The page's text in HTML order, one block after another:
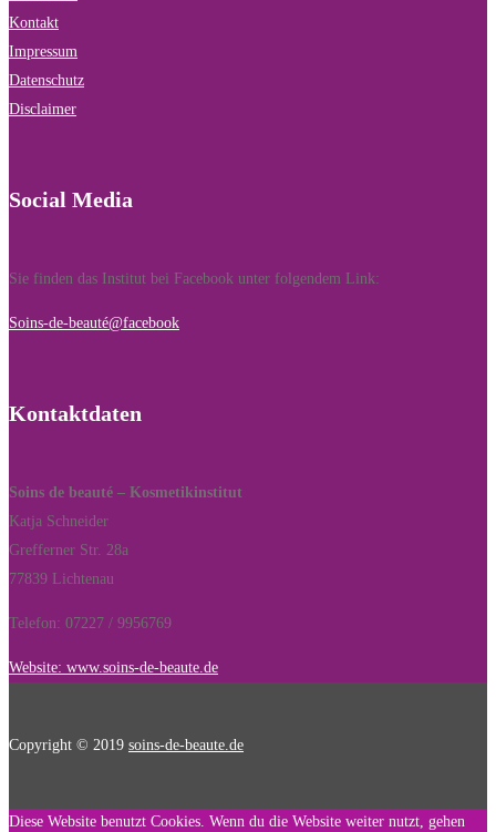
Kontakt
Impressum
Datenschutz
Disclaimer
Social Media
Sie finden das Institut bei Facebook unter folgendem Link:
Soins-de-beauté@facebook
Kontaktdaten
Soins de beauté – Kosmetikinstitut
Katja Schneider
Grefferner Str. 28a
77839 Lichtenau
Telefon: 07227 / 9956769
Website: www.soins-de-beaute.de
Copyright © 2019 soins-de-beaute.de
Diese Website benutzt Cookies. Wenn du die Website weiter nutzt, gehen